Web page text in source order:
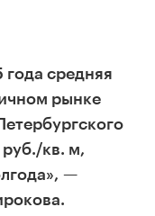
года средняя
рынке
руб./кв. м,
—